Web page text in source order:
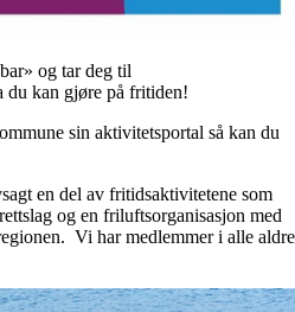
og tar deg til
du kan gjøre på fritiden!
sin aktivitetsportal så kan du
en del av fritidsaktivitetene som
og en friluftsorganisasjon med
Vi har medlemmer i alle aldre